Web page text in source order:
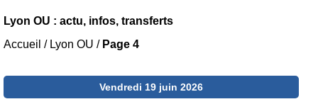
Lyon OU : actu, infos, transferts
Accueil / Lyon OU / Page 4
Vendredi 19 juin 2026